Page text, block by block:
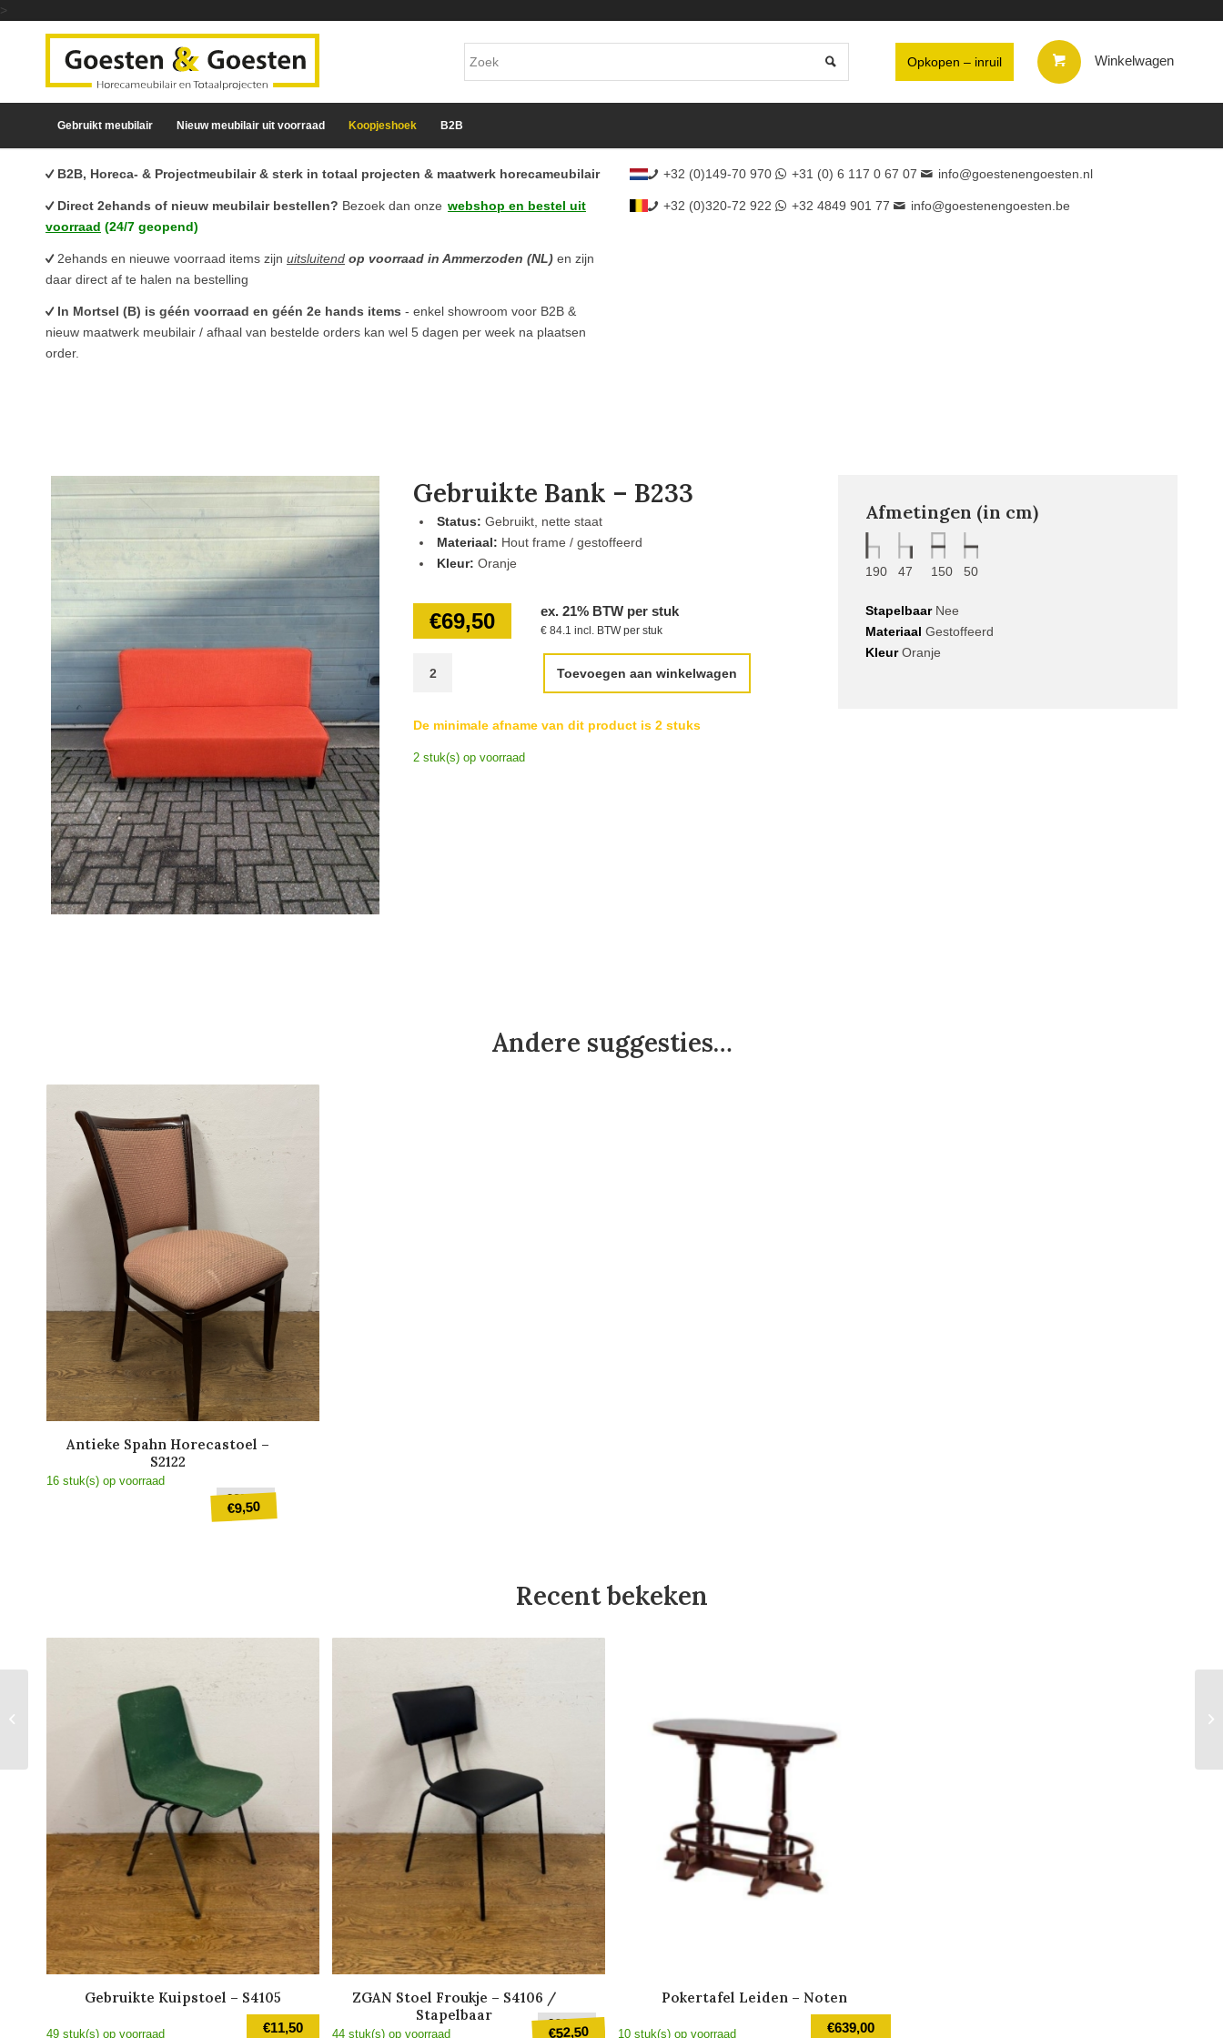
>
Opkopen – inruil Winkelwagen
Gebruikt meubilair Nieuw meubilair uit voorraad Koopjeshoek B2B
B2B, Horeca- & Projectmeubilair & sterk in totaal projecten & maatwerk horecameubilair
Direct 2ehands of nieuw meubilair bestellen? Bezoek dan onze webshop en bestel uit
voorraad (24/7 geopend)
2ehands en nieuwe voorraad items zijn uitsluitend op voorraad in Ammerzoden (NL) en zijn
daar direct af te halen na bestelling
In Mortsel (B) is géén voorraad en géén 2e hands items - enkel showroom voor B2B &
nieuw maatwerk meubilair / afhaal van bestelde orders kan wel 5 dagen per week na plaatsen
order.
+32 (0)149-70 970 +31 (0) 6 117 0 67 07 info@goestenengoesten.nl
+32 (0)320-72 922 +32 4849 901 77 info@goestenengoesten.be
Gebruikte Bank – B233
Status:Gebruikt, nette staat
Materiaal: Hout frame / gestoffeerd
Kleur:Oranje
€69,50 ex. 21% BTW per stuk
€ 84.1 incl. BTW per stuk
Toevoegen aan winkelwagen
De minimale afname van dit product is 2 stuks
2 stuk(s) op voorraad
Afmetingen (in cm)
190 47 150 50
StapelbaarNee
Materiaal Gestoffeerd
KleurOranje
Andere suggesties…
Antieke Spahn Horecastoel –
S2122
€25,00
Oorspronkelijke
prijs
€9,50
16 stuk(s) op voorraad
Recent bekeken
Gebruikte Kuipstoel – S4105
€11,50
49 stuk(s) op voorraad
ZGAN Stoel Froukje – S4106 /
Stapelbaar
€69,50
Oorspronkelijke
€52,50
44 stuk(s) op voorraad
Pokertafel Leiden – Noten
€639,00
10 stuk(s) op voorraad
Nieuw Onderstel Silver